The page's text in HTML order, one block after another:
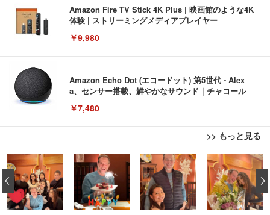
Amazon Fire TV Stick 4K Plus | 映画館のような4K
体験 | ストリーミングメディアプレイヤー
￥9,980
Amazon Echo Dot (エコードット) 第5世代 - Alex
a、センサー搭載、鮮やかなサウンド｜チャコール
￥7,480
>> もっと見る
[EdoErgo] オフィスチェア 椅子 テレワーク 疲れな
い 跳ね上げ式アームレスト コンパクト 約105度ロッ
キング pc 事務椅子 360度回転 座面昇降 強化ナイロ
ン樹脂ベース 通気性メッシュ 在宅ワーク H-WY01
(黒網+黒枠+黒足)
￥5,699
EIZO ビジネス向けプレミアムモニター | FlexScan
EV3240X-WT | 31.5型4K UHD・USB Type-C・ホワ
イト
￥105,595
Amazonベーシック ペットシーツ 薄型 レギュラー 1
回使い捨て 無香料 ホワイト 300枚
￥3,373
‹